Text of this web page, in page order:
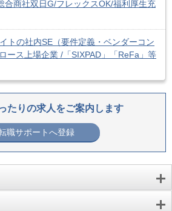
合商社双日G/フレックスOK/福利厚生充
トの社内SE（要件定義・ベンダーコン
ース上場企業 /「SIXPAD」「ReFa」等
たりの求人をご案内します
職サポートへ登録